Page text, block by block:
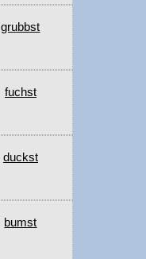
grubbst
fuchst
duckst
bumst